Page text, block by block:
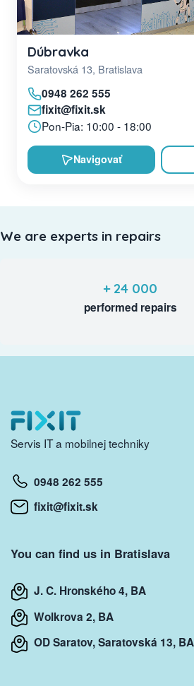
Dúbravka
Saratovská 13, Bratislava
0948 262 555
fixit@fixit.sk
Pon-Pia: 10:00 - 18:00
Navigovať
We are experts in repairs
+ 24 000
performed repairs
Servis IT a mobilnej techniky
0948 262 555
fixit@fixit.sk
You can find us in Bratislava
J. C. Hronského 4, BA
Wolkrova 2, BA
OD Saratov, Saratovská 13, BA